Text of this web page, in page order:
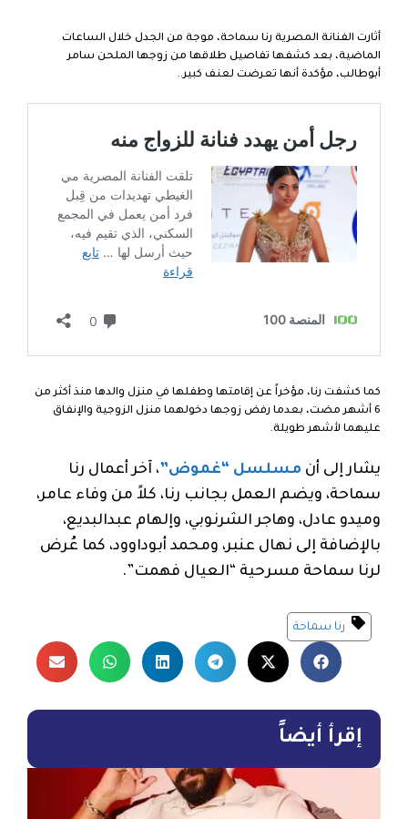
أثارت الفنانة المصرية رنا سماحة، موجة من الجدل خلال الساعات
الماضية، بعد كشفها تفاصيل طلاقها من زوجها الملحن سامر
أبوطالب، مؤكدة أنها تعرضت لعنف كبير..
كما كشفت رنا، مؤخراً عن إقامتها وطفلها في منزل والدها منذ أكثر من
6 أشهر مضت، بعدما رفض زوجها دخولهما منزل الزوجية والإنفاق
عليهما لأشهر طويلة.
يشار إلى أن مسلسل “غموض” ، آخر أعمال رنا
سماحة، ويضم العمل بجانب رنا، كلاً من وفاء عامر،
وميدو عادل، وهاجر الشرنوبي، وإلهام عبدالبديع،
بالإضافة إلى نهال عنبر، ومحمد أبوداوود، كما عُرض
لرنا سماحة مسرحية “العيال فهمت”.
رنا سماحة
إقرأ أيضاً